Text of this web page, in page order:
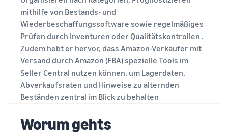
Leitfaden für neue
Verkaufspartner
Nutzen Sie empfohlene
Maßnahmen und verkaufen
Sie bis zu 9x mehr im ersten
Jahr
Versand durch Amazon
Outsourcen von Versand,
Kundenservice
Erweitern
Sie Ihren
Betrieb
Expandieren Sie in
Europa
Versandgebühren,
expandieren Sie Ihr
Verkaufen Sie auf
Amazon Renewed
Verkaufen Sie
generalüberholte und
gebrauchte Produkte an
Millionen Amazon-Kunden
weltweit
Verkaufen Sie
handgefertigten Produkte
Einnahmenrechner
Ihren Umsatz bei Amazon
schätzen
Versandkosten
schätzen
Vergleichen Sie
Kostenschätzungen je nach
Alles Wichtige rund um die
Umsatzsteuer auf einen
Blick
Anleitungen
Was ist Dropshipping?
gesamten Versandprozess
– vom Hersteller bis zum
Anmelden
Registrieren
mithilfe von Bestands- und
Wiederbeschaffungssoftware sowie regelmäßiges
Prüfen durch Inventuren oder Qualitätskontrollen .
Zudem hebt er hervor, dass Amazon-Verkäufer mit
Versand durch Amazon (FBA) spezielle Tools im
Seller Central nutzen können, um Lagerdaten,
Abverkaufsraten und Hinweise zu alternden
Beständen zentral im Blick zu behalten
Worum gehts